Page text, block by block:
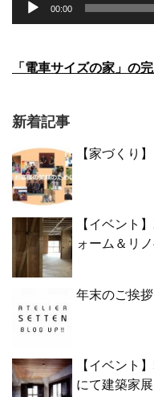
00:00
「電車サイズの家」の
新着記事
【家づくり
【イベント
ォーム＆リ
年末のご挨拶
【イベント
にて建築家